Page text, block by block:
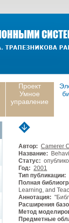
Проект
Умное
управление
Автор: Camerer
Название:
Статус:
Год: 2001
Тип публикации:
Полная
Learning, and
Аннотация:
Расширения
Метод
Предметные